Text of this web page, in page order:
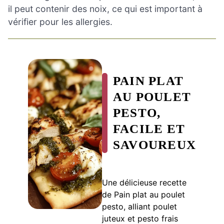
il peut contenir des noix, ce qui est important à
vérifier pour les allergies.
PAIN PLAT
AU POULET
PESTO,
FACILE ET
SAVOUREUX
Une délicieuse recette
de Pain plat au poulet
pesto, alliant poulet
juteux et pesto frais